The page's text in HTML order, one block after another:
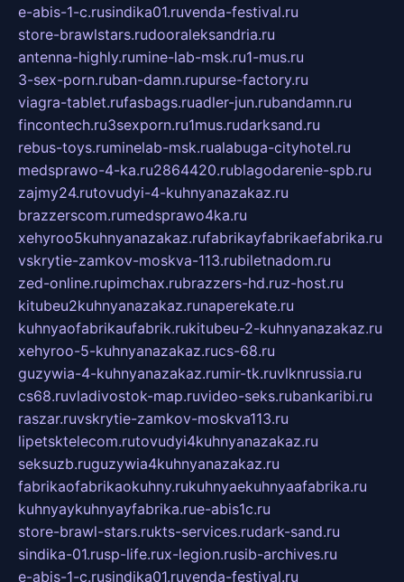
e-abis-1-c.rusindika01.ruvenda-festival.ru
store-brawlstars.rudooraleksandria.ru
antenna-highly.rumine-lab-msk.ru1-mus.ru
3-sex-porn.ruban-damn.rupurse-factory.ru
viagra-tablet.rufasbags.ruadler-jun.rubandamn.ru
fincontech.ru3sexporn.ru1mus.rudarksand.ru
rebus-toys.ruminelab-msk.rualabuga-cityhotel.ru
medsprawo-4-ka.ru2864420.rublagodarenie-spb.ru
zajmy24.rutovudyi-4-kuhnyanazakaz.ru
brazzerscom.rumedsprawo4ka.ru
xehyroo5kuhnyanazakaz.rufabrikayfabrikaefabrika.ru
vskrytie-zamkov-moskva-113.rubiletnadom.ru
zed-online.rupimchax.rubrazzers-hd.ruz-host.ru
kitubeu2kuhnyanazakaz.runaperekate.ru
kuhnyaofabrikaufabrik.rukitubeu-2-kuhnyanazakaz.ru
xehyroo-5-kuhnyanazakaz.rucs-68.ru
guzywia-4-kuhnyanazakaz.rumir-tk.ruvlknrussia.ru
cs68.ruvladivostok-map.ruvideo-seks.rubankaribi.ru
raszar.ruvskrytie-zamkov-moskva113.ru
lipetsktelecom.rutovudyi4kuhnyanazakaz.ru
seksuzb.ruguzywia4kuhnyanazakaz.ru
fabrikaofabrikaokuhny.rukuhnyaekuhnyaafabrika.ru
kuhnyaykuhnyayfabrika.rue-abis1c.ru
store-brawl-stars.rukts-services.rudark-sand.ru
sindika-01.rusp-life.rux-legion.rusib-archives.ru
e-abis-1-c.rusindika01.ruvenda-festival.ru